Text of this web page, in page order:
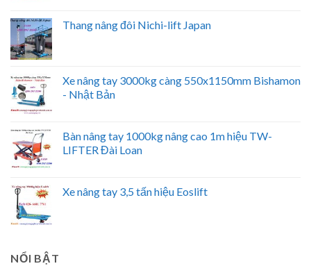
Thang nâng đôi Nichi-lift Japan
Xe nâng tay 3000kg càng 550x1150mm Bishamon
- Nhật Bản
Bàn nâng tay 1000kg nâng cao 1m hiệu TW-
LIFTER Đài Loan
Xe nâng tay 3,5 tấn hiệu Eoslift
NỔI BẬT